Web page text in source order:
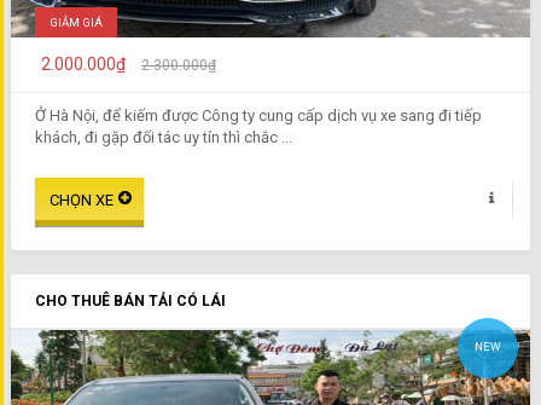
GIẢM GIÁ
2.000.000₫ 2.300.000₫
Ở Hà Nội, để kiếm được Công ty cung cấp dịch vụ xe sang đi tiếp
khách, đi gặp đối tác uy tín thì chắc ...
CHO THUÊ BÁN TẢI CÓ LÁI
NEW